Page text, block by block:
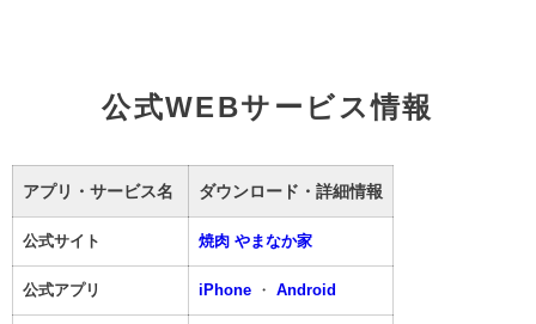
公式WEBサービス情報
アプリ・サービス名 ダウンロード・詳細情報
公式サイト 焼肉 やまなか家
公式アプリ iPhone ・ Android